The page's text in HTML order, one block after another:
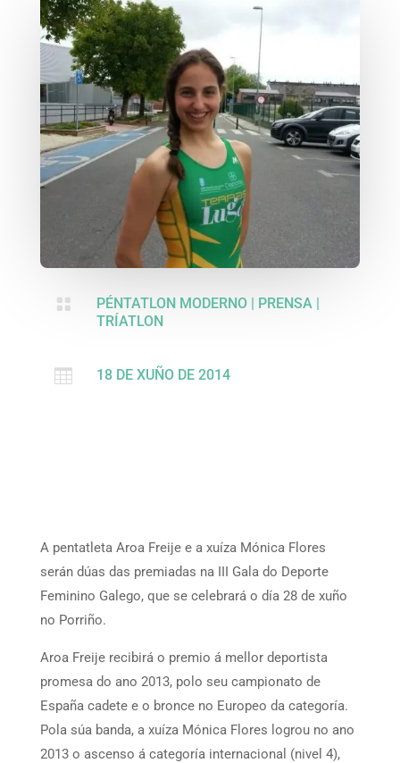
 PÉNTATLON MODERNO| PRENSA |
TRÍATLON
 18 DE XUÑO DE 2014
A pentatleta Aroa Freije e a xuíza Mónica Flores
serán dúas das premiadas na III Gala do Deporte
Feminino Galego, que se celebrará o día 28 de xuño
no Porriño.
Aroa Freije recibirá o premio á mellor deportista
promesa do ano 2013, polo seu campionato de
España cadete e o bronce no Europeo da categoría.
Pola súa banda, a xuíza Mónica Flores logrou no ano
2013 o ascenso á categoría internacional (nivel 4),